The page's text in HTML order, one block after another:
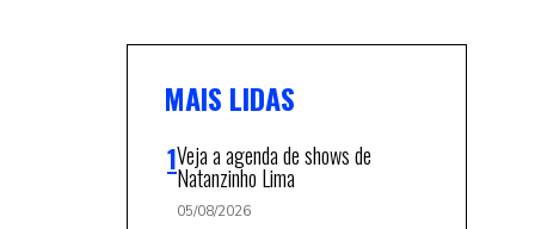
MAIS LIDAS
Veja a agenda de shows de
Natanzinho Lima
05/08/2026